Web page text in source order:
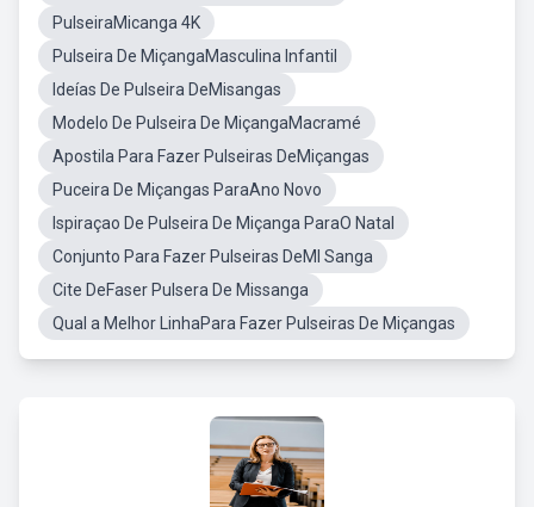
PulseiraMicanga 4K
Pulseira De MiçangaMasculina Infantil
Ideías De Pulseira DeMisangas
Modelo De Pulseira De MiçangaMacramé
Apostila Para Fazer Pulseiras DeMiçangas
Puceira De Miçangas ParaAno Novo
Ispiraçao De Pulseira De Miçanga ParaO Natal
Conjunto Para Fazer Pulseiras DeMI Sanga
Cite DeFaser Pulsera De Missanga
Qual a Melhor LinhaPara Fazer Pulseiras De Miçangas